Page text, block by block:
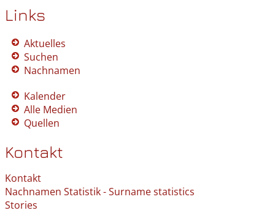
Links
Aktuelles
Suchen
Nachnamen
Kalender
Alle Medien
Quellen
Kontakt
Kontakt
Nachnamen Statistik - Surname statistics
Stories